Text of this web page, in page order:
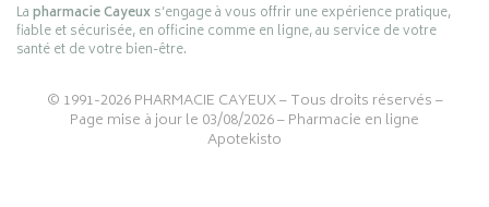
Lapharmacie Cayeuxs’engage à vous offrir une expérience pratique,
fiable et sécurisée, en officine comme en ligne, au service de votre
santé et de votre bien-être.
© 1991-2026PHARMACIE CAYEUX– Tous droits réservés –
Page mise à jour le 03/08/2026 –Pharmacie en ligne
Apotekisto